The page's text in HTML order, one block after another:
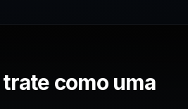
como uma